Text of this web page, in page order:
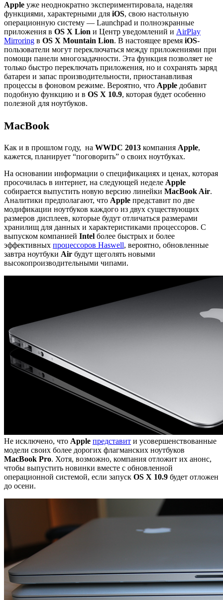
Apple уже неоднократно экспериментировала, наделяя
функциями, характерными для iOS, свою настольную
операционную систему — Launchpad и полноэкранные
приложения в OS X Lion и Центр уведомлений и AirPlay
Mirroring в OS X Mountain Lion. В настоящее время iOS-
пользователи могут переключаться между приложениями при
помощи панели многозадачности. Эта функция позволяет не
только быстро переключать приложения, но и сохранять заряд
батареи и запас производительности, приостанавливая
процессы в фоновом режиме. Вероятно, что Apple добавит
подобную функцию и в OS X 10.9, которая будет особенно
полезной для ноутбуков.
MacBook
Как и в прошлом году, на WWDC 2013 компания Apple,
кажется, планирует “поговорить” о своих ноутбуках.
На основании информации о спецификациях и ценах, которая
просочилась в интернет, на следующей неделе Apple
собирается выпустить новую версию линейки MacBook Air.
Аналитики предполагают, что Apple представит по две
модификации ноутбуков каждого из двух существующих
размеров дисплеев, которые будут отличаться размерами
хранилищ для данных и характеристиками процессоров. С
выпуском компанией Intel более быстрых и более
эффективных процессоров Haswell, вероятно, обновленные
завтра ноутбуки Air будут щеголять новыми
высокопроизводительными чипами.
Не исключено, что Apple представит и усовершенствованные
модели своих более дорогих флагманских ноутбуков
MacBook Pro. Хотя, возможно, компания отложит их анонс,
чтобы выпустить новинки вместе с обновленной
операционной системой, если запуск OS X 10.9 будет отложен
до осени.